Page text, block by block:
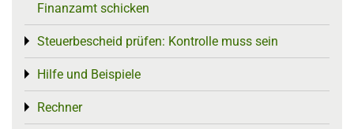
Finanzamt schicken
Steuerbescheid prüfen: Kontrolle muss sein
Toggle menu
Hilfe und Beispiele
Toggle menu
Rechner
Toggle menu